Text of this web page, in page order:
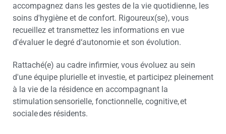
accompagnez dans les gestes de la vie quotidienne, les
soins d'hygiène et de confort. Rigoureux(se), vous
recueillez et transmettez les informations en vue
d'évaluer le degré d‘autonomie et son évolution.
Rattaché(e) au cadre infirmier, vous évoluez au sein
d'une équipe plurielle et investie, et participez pleinement
à la vie de la résidence en accompagnant la
stimulation sensorielle, fonctionnelle, cognitive, et
sociale des résidents.